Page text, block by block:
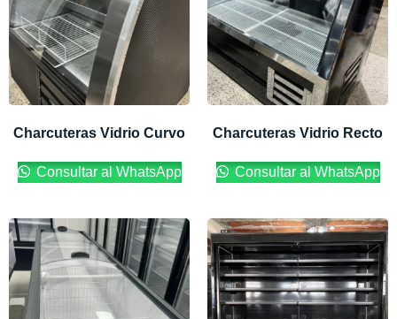
Charcuteras Vidrio Curvo
Consultar al WhatsApp
Charcuteras Vidrio Recto
Consultar al WhatsApp